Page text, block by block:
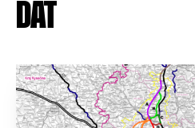
DAT